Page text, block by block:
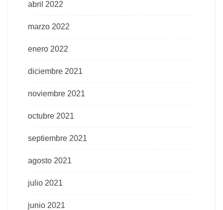
abril 2022
marzo 2022
enero 2022
diciembre 2021
noviembre 2021
octubre 2021
septiembre 2021
agosto 2021
julio 2021
junio 2021